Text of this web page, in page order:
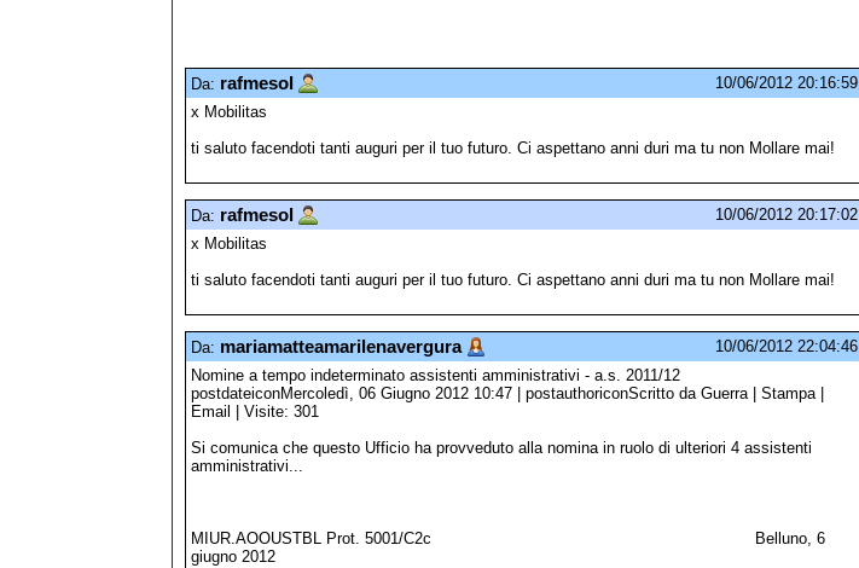
Da: rafmesol
10/06/2012 20:16:59
x Mobilitas
ti saluto facendoti tanti auguri per il tuo futuro. Ci aspettano anni duri ma tu non Mollare mai!
Da: rafmesol
10/06/2012 20:17:02
x Mobilitas
ti saluto facendoti tanti auguri per il tuo futuro. Ci aspettano anni duri ma tu non Mollare mai!
Da: mariamatteamarilenavergura
10/06/2012 22:04:46
Nomine a tempo indeterminato assistenti amministrativi - a.s. 2011/12
postdateiconMercoledì, 06 Giugno 2012 10:47 | postauthoriconScritto da Guerra | Stampa |
Email | Visite: 301
Si comunica che questo Ufficio ha provveduto alla nomina in ruolo di ulteriori 4 assistenti
amministrativi...
MIUR.AOOUSTBL Prot. 5001/C2c Belluno, 6
giugno 2012